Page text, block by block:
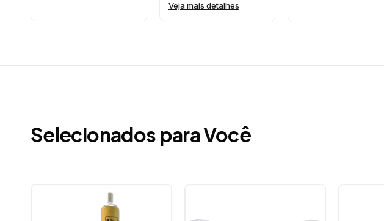
Veja mais detalhes
Selecionados para Você